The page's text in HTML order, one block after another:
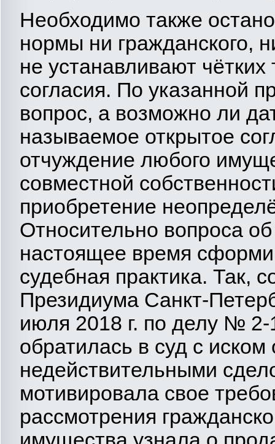
Необходимо также
нормы ни гражданского,
не устанавливают
согласия. По указанной
вопрос, а возможно ли
называемое открытое
отчуждение любого
совместной
приобретение
Относительно вопроса
настоящее время
судебная практика. Так,
Президиума Санкт-
июля 2018 г. по делу № 2-
обратилась в суд с иском
недействительными
мотивировала свое
рассмотрения